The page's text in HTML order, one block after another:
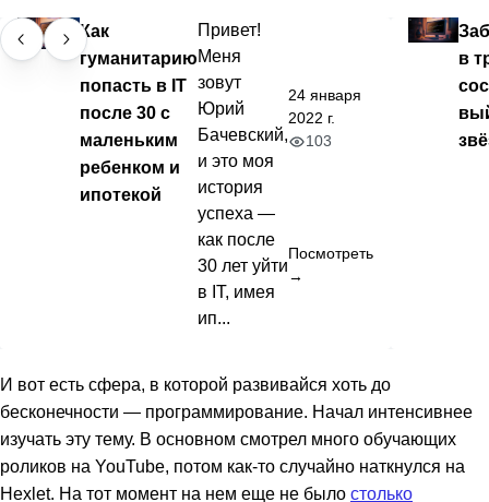
Как
гуманитарию
попасть в IT
после 30 с
маленьким
ребенком и
ипотекой
Привет!
Меня
зовут
Юрий
Бачевский,
и это моя
история
успеха —
как после
30 лет уйти
в IT, имея
ип...
24 января
2022 г.
103
Посмотреть
→
в
И вот есть сфера, в которой развивайся хоть до
бесконечности — программирование. Начал интенсивнее
изучать эту тему. В основном смотрел много обучающих
роликов на YouTube, потом как-то случайно наткнулся на
Hexlet. На тот момент на нем еще не было столько